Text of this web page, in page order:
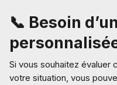
📞 Besoin
Si vous souhaitez
votre situation, vous